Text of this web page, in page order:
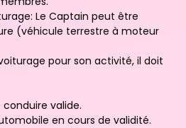
Le Captain peut être
(véhicule terrestre à moteur
pour son activité, il doit
valide.
en cours de validité.